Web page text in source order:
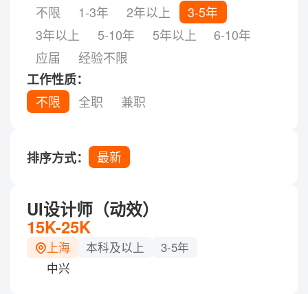
不限
1-3年 2年以上
3-5年
3年以上
5-10年 5年以上
6-10年
应届
经验不限
工作性质：
不限
全职 兼职
排序方式： 最新
UI设计师（动效）
15K-25K
上海 本科及以上
3-5年
中兴